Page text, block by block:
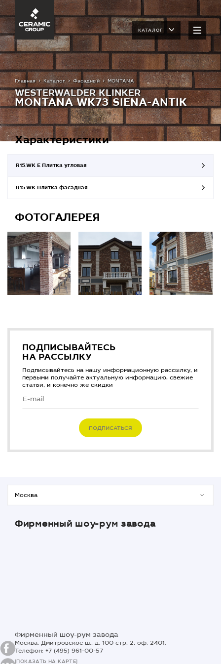
КАТАЛОГ
Главная Каталог Фасадный MONTANA
WESTERWALDER KLINKER
MONTANA WK73 SIENA-ANTIK
Характеристики
R15.WK E Плитка угловая
R15.WK Плитка фасадная
ФОТОГАЛЕРЕЯ
ПОДПИСЫВАЙТЕСЬ
НА РАССЫЛКУ
Подписывайтесь на нашу информационную рассылку, и
первыми получайте актуальную информацию, свежие
статьи, и конечно же скидки
ПОДПИСАТЬСЯ
Фирменный шоу-рум завода
Фирменный шоу-рум завода
Москва, Дмитровское ш., д. 100 стр. 2, оф. 2401.
Телефон: +7 (495) 961-00-57
[ПОКАЗАТЬ НА КАРТЕ]